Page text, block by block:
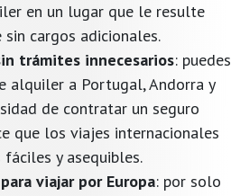
en un lugar que le resulte
sin cargos adicionales.
trámites innecesarios: puedes
alquiler a Portugal, Andorra y
de contratar un seguro
que los viajes internacionales
fáciles y asequibles.
viajar por Europa: por solo